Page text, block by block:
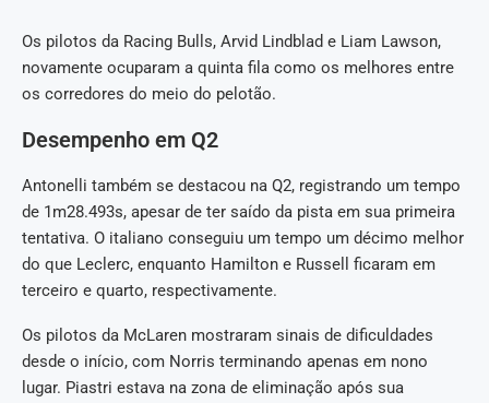
Os pilotos da Racing Bulls, Arvid Lindblad e Liam Lawson,
novamente ocuparam a quinta fila como os melhores entre
os corredores do meio do pelotão.
Desempenho em Q2
Antonelli também se destacou na Q2, registrando um tempo
de 1m28.493s, apesar de ter saído da pista em sua primeira
tentativa. O italiano conseguiu um tempo um décimo melhor
do que Leclerc, enquanto Hamilton e Russell ficaram em
terceiro e quarto, respectivamente.
Os pilotos da McLaren mostraram sinais de dificuldades
desde o início, com Norris terminando apenas em nono
lugar. Piastri estava na zona de eliminação após sua